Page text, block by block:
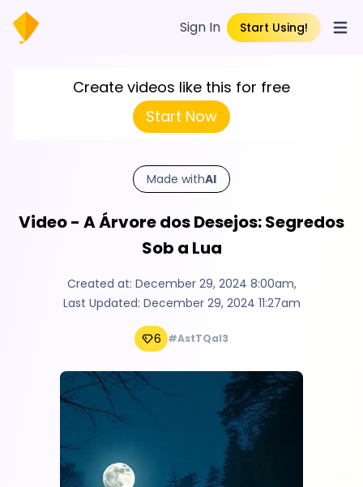
Sign In Start Using!
Create videos like this for free
Start Now
Made withAI
Video - A Árvore dos Desejos: Segredos
Sob a Lua
Created at: December 29, 2024 8:00am,
Last Updated: December 29, 2024 11:27am
6 #AstTQal3